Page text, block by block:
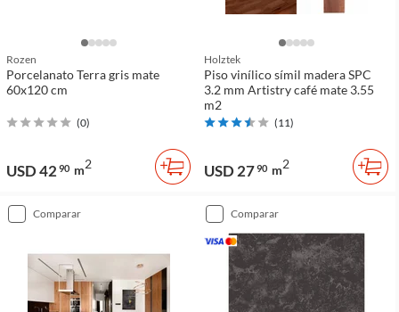
Rozen
Porcelanato Terra gris mate
60x120 cm
(0)
USD 42 90 m2
Holztek
Piso vinílico símil madera SPC
3.2 mm Artistry café mate 3.55
m2
(11)
USD 2790 m2
comparar comparar